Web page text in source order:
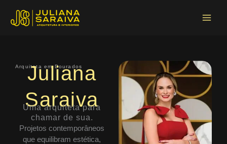
Arquiteta em Dourados
Juliana
Saraiva
Uma arquiteta para
chamar de sua.
Projetos contemporâneos
que equilibram estética,